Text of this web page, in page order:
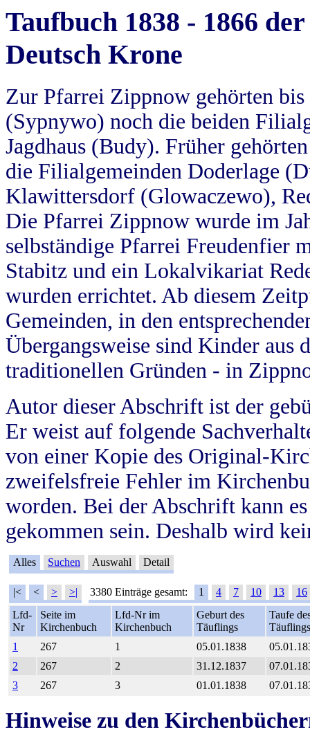
Taufbuch 1838 - 1866
Deutsch Krone
Zur Pfarrei Zippnow gehörten
(Sypnywo) noch die beiden
Jagdhaus (Budy). Früher
die Filialgemeinden Doderlage
Klawittersdorf (Glowaczewo),
Die Pfarrei Zippnow wurde im
selbständige Pfarrei Freudenfier
Stabitz und ein Lokalvikariat
wurden errichtet. Ab diesem
Gemeinden, in den
Übergangsweise sind Kinder aus
traditionellen Gründen - in
Autor dieser Abschrift ist der
Er weist auf folgende
von einer Kopie des Original-
zweifelsfreie Fehler im
worden. Bei der Abschrift kann
gekommen sein. Deshalb wird
Alles Suchen Auswahl Detail
|< < > >| 3380 Einträge gesamt: 1 4 7 10 13
16
Lfd-
Nr
Seite im
Kirchenbuch
Lfd-Nr im
Kirchenbuch
Geburt des
Täuflings
Taufe
Täuflings
1
267 1 05.01.1838
2
267 2 31.12.1837
3
267 3 01.01.1838
Hinweise zu den